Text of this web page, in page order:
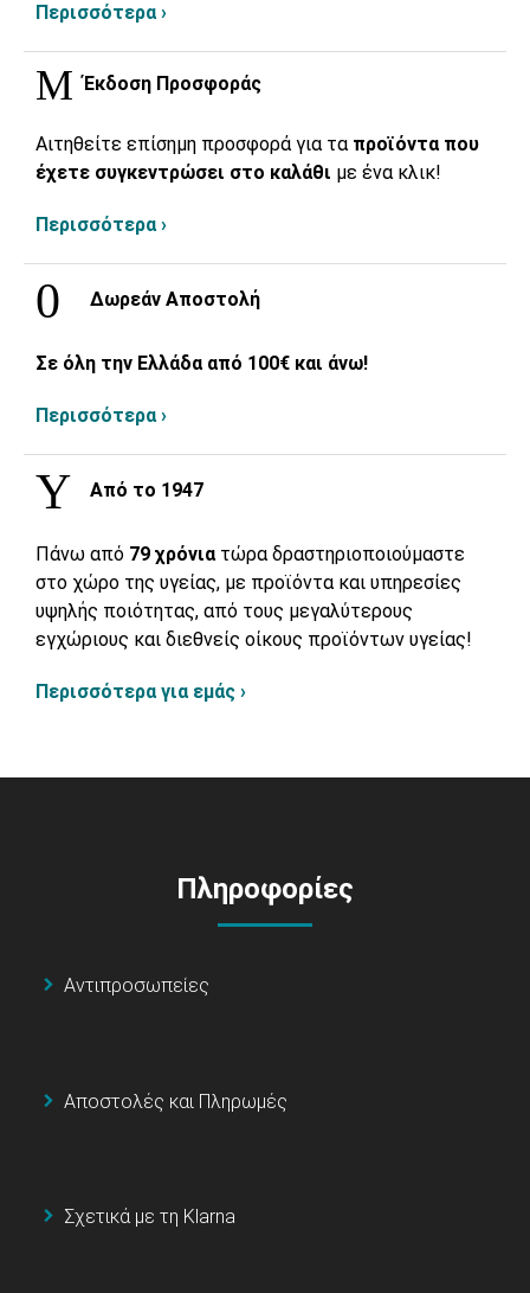
Περισσότερα ›
Έκδοση Προσφοράς
Αιτηθείτε επίσημη προσφορά για τα προϊόντα που
έχετε συγκεντρώσει στο καλάθι με ένα κλικ!
Περισσότερα ›
Δωρεάν Αποστολή
Σε όλη την Ελλάδα από 100€ και άνω!
Περισσότερα ›
Από το 1947
Πάνω από 79 χρόνια τώρα δραστηριοποιούμαστε
στο χώρο της υγείας, με προϊόντα και υπηρεσίες
υψηλής ποιότητας, από τους μεγαλύτερους
εγχώριους και διεθνείς οίκους προϊόντων υγείας!
Περισσότερα για εμάς ›
Πληροφορίες
Αντιπροσωπείες
Αποστολές και Πληρωμές
Σχετικά με τη Klarna